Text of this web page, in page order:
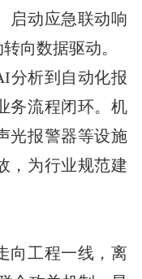
启动应急联动响
向数据驱动。
分析到自动化报
务流程闭环。机
光报警器等设施
，为行业规范建
向工程一线，离